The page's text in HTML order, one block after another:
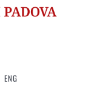
ENG